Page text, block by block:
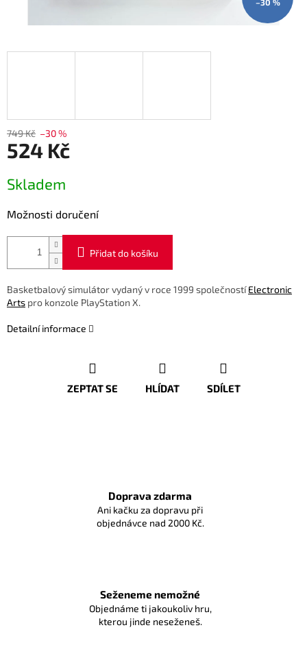
–30 %
749 Kč –30 %
524 Kč
cena:
Skladem
Možnosti doručení
Přidat do košíku
Basketbalový simulátor vydaný v roce 1999 společnostíElectronic
Arts pro konzole PlayStation X.
Detailní informace
ZEPTAT SE HLÍDAT SDÍLET
Doprava zdarma
Ani kačku za dopravu při
objednávce nad 2000 Kč.
Seženeme nemožné
Objednáme ti jakoukoliv hru,
kterou jinde neseženeš.